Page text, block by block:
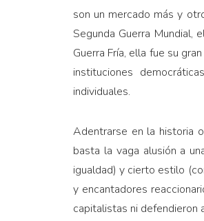
son un mercado más y
Segunda Guerra Mundial,
Guerra Fría, ella fue su
instituciones
individuales.
Adentrarse en la historia
basta la vaga alusión a
igualdad) y cierto estilo
y encantadores
capitalistas ni defendieron